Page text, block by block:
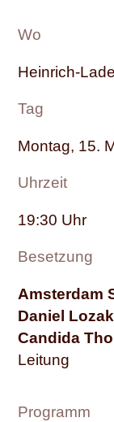
Wo
Heinrich-
Tag
Montag, 15.
Uhrzeit
19:30
Besetzung
Amsterdam
Daniel
Candida
Leitung
Programm